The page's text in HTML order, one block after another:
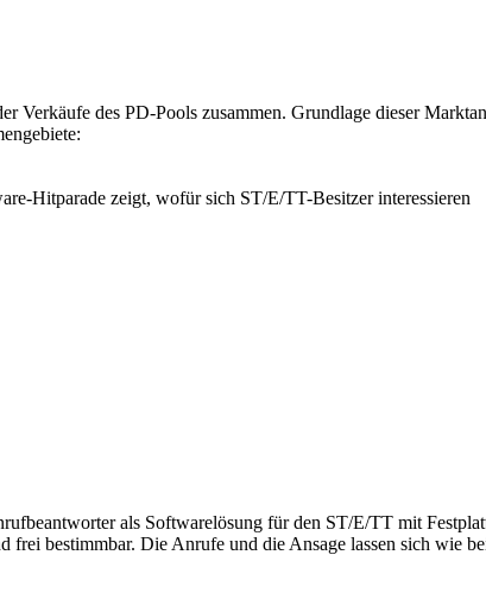
Verkäufe des PD-Pools zusammen. Grundlage dieser
Hitparade zeigt, wofür sich ST/E/TT-Besitzer interessieren
als Softwarelösung für den ST/E/TT mit
frei bestimmbar. Die Anrufe und die Ansage lassen sich wie